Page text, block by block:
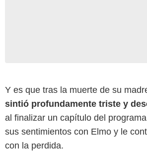
Y es que tras la muerte de su
sintió profundamente triste y
al finalizar un capítulo del
sus sentimientos con Elmo y le
con la perdida.